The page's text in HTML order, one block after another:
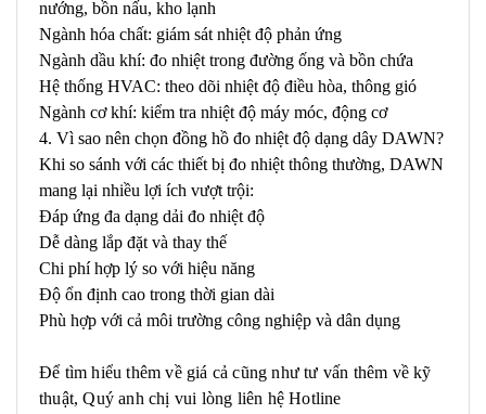
nướng, bồn nấu, kho lạnh
Ngành hóa chất: giám sát nhiệt độ phản ứng
Ngành dầu khí: đo nhiệt trong đường ống và bồn chứa
Hệ thống HVAC: theo dõi nhiệt độ điều hòa, thông gió
Ngành cơ khí: kiểm tra nhiệt độ máy móc, động cơ
4. Vì sao nên chọn đồng hồ đo nhiệt độ dạng dây DAWN?
Khi so sánh với các thiết bị đo nhiệt thông thường, DAWN
mang lại nhiều lợi ích vượt trội:
Đáp ứng đa dạng dải đo nhiệt độ
Dễ dàng lắp đặt và thay thế
Chi phí hợp lý so với hiệu năng
Độ ổn định cao trong thời gian dài
Phù hợp với cả môi trường công nghiệp và dân dụng
Để tìm hiểu thêm về giá cả cũng như tư vấn thêm về kỹ
thuật, Quý anh chị vui lòng liên hệ Hotline